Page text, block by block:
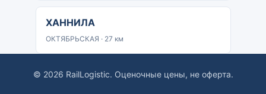
ХАННИЛА
ОКТЯБРЬСКАЯ · 27 км
© 2026 RailLogistic. Оценочные цены, не оферта.